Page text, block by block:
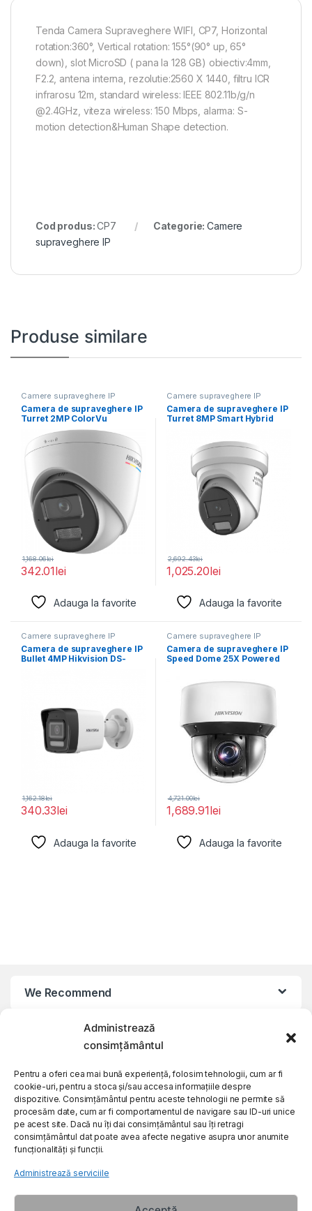
Administrează
consimțământul
Pentru a oferi cea mai bună experiență, folosim tehnologii, cum ar fi
cookie-uri, pentru a stoca și/sau accesa informațiile despre
dispozitive. Consimțământul pentru aceste tehnologii ne permite să
procesăm date, cum ar fi comportamentul de navigare sau ID-uri unice
pe acest site. Dacă nu îți dai consimțământul sau îți retragi
consimțământul dat poate avea afecte negative asupra unor anumite
funcționalități și funcții.
Administrează serviciile
Tenda Camera Supraveghere WIFI, CP7, Horizontal
rotation:360°, Vertical rotation: 155°(90° up, 65°
down), slot MicroSD ( pana la 128 GB) obiectiv:4mm,
F2.2, antena interna, rezolutie:2560 X 1440, filtru ICR
infrarosu 12m, standard wireless: IEEE 802.11b/g/n
@2.4GHz, viteza wireless: 150 Mbps, alarma: S-
motion detection&Human Shape detection.
Cod produs:CP7 Categorie:Camere
supraveghere IP
Produse similare
Camere supraveghere IP
Camera de supraveghere IP
Turret 2MP ColorVu
Hikvision DS-2CD1327G2H-
LIU(2.8MM),
342.01lei
1,168.06lei
Adauga la favorite
Camere supraveghere IP
Camera de supraveghere IP
Turret 8MP Smart Hybrid
1,025.20lei
2,692.43lei
Adauga la favorite
Camere supraveghere IP
Camera de supraveghere IP
Bullet 4MP Hikvision DS-
340.33lei
1,162.18lei
Adauga la favorite
Camere supraveghere IP
Camera de supraveghere IP
Speed Dome 25X Powered
1,689.91lei
4,721.00lei
Adauga la favorite
We Recommend
My Account
Customer Care
About Us